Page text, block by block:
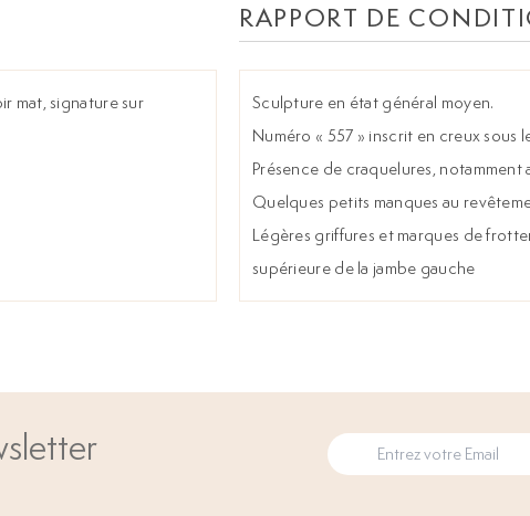
mat, signature sur
RAPPORT DE
Sculpture en état général moyen.
Numéro « 557 » inscrit en creux sous
Présence de craquelures,
Quelques petits manques au
Légères griffures et marques de
supérieure de la jambe gauche